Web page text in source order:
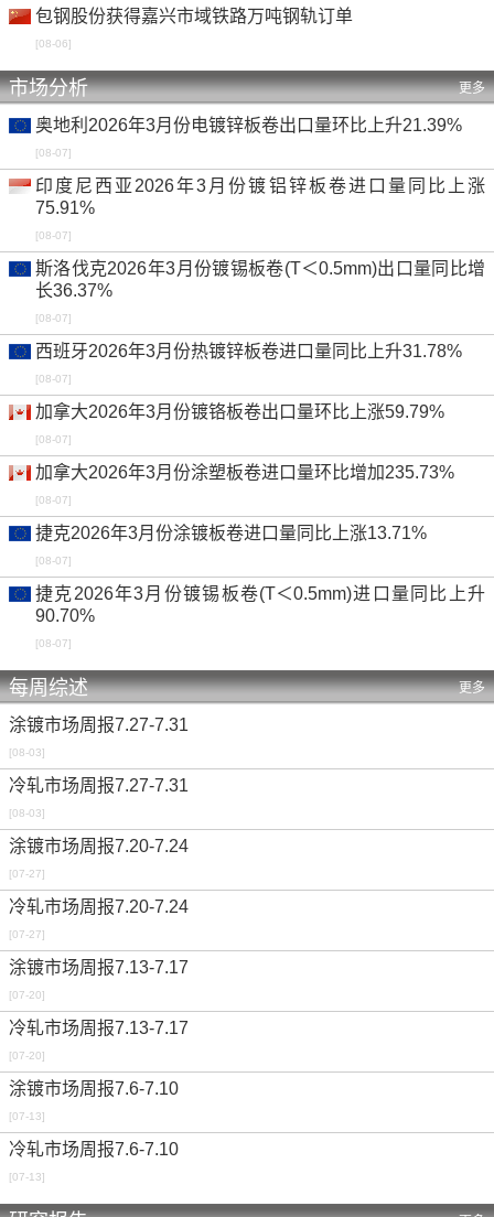
包钢股份获得嘉兴市域铁路万吨钢轨订单
[08-06]
市场分析 更多
奥地利2026年3月份电镀锌板卷出口量环比上升21.39%
[08-07]
印度尼西亚2026年3月份镀铝锌板卷进口量同比上涨
75.91%
[08-07]
斯洛伐克2026年3月份镀锡板卷(T＜0.5mm)出口量同比增
长36.37%
[08-07]
西班牙2026年3月份热镀锌板卷进口量同比上升31.78%
[08-07]
加拿大2026年3月份镀铬板卷出口量环比上涨59.79%
[08-07]
加拿大2026年3月份涂塑板卷进口量环比增加235.73%
[08-07]
捷克2026年3月份涂镀板卷进口量同比上涨13.71%
[08-07]
捷克2026年3月份镀锡板卷(T＜0.5mm)进口量同比上升
90.70%
[08-07]
每周综述 更多
涂镀市场周报7.27-7.31
[08-03]
冷轧市场周报7.27-7.31
[08-03]
涂镀市场周报7.20-7.24
[07-27]
冷轧市场周报7.20-7.24
[07-27]
涂镀市场周报7.13-7.17
[07-20]
冷轧市场周报7.13-7.17
[07-20]
涂镀市场周报7.6-7.10
[07-13]
冷轧市场周报7.6-7.10
[07-13]